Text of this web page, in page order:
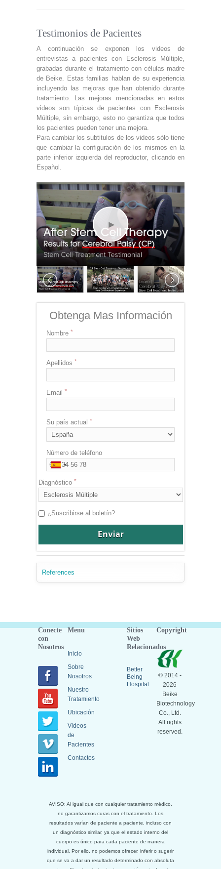
Testimonios de Pacientes
A continuación se exponen los videos de
entrevistas a pacientes con Esclerosis Múltiple,
grabadas durante el tratamiento con células madre
de Beike. Estas familias hablan de su experiencia
incluyendo las mejoras que han obtenido durante
tratamiento. Las mejoras mencionadas en estos
videos son típicas de pacientes con Esclerosis
Múltiple, sin embargo, esto no garantiza que todos
los pacientes pueden tener una mejora.
Para cambiar los subtitulos de los videos sólo tiene
que cambiar la configuración de los mismos en la
parte inferior izquierda del reproductor, clicando en
Español.
Obtenga Mas Información
Nombre
Apellidos
Email
Su país actual
Número de teléfono
Diagnóstico
¿Suscribirse al boletín?
References
Conecte
con
Nosotros
Menu
Inicio
Sobre
Nosotros
Nuestro
Tratamiento
Ubicación
Videos
de
Pacientes
Contactos
Sitios
Web
Relacionados
Better
Being
Hospital
Copyright
© 2014 -
2026
Beike
Biotechnology
Co., Ltd.
All rights
reserved.
AVISO: Al igual que con cualquier tratamiento médico,
no garantizamos curas con el tratamiento. Los
resultados varían de paciente a paciente, incluso con
un diagnóstico similar, ya que el estado interno del
cuerpo es único para cada paciente de manera
individual. Por ello, no podemos ofrecer, inferir o sugerir
que se va a dar un resultado determinado con absoluta